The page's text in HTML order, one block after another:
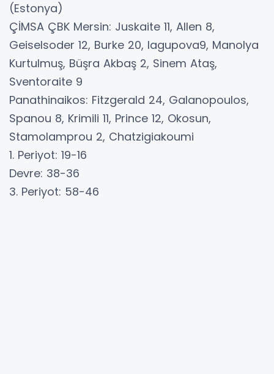
(Estonya)
ÇİMSA ÇBK Mersin: Juskaite 11, Allen 8,
Geiselsoder 12, Burke 20, Iagupova9, Manolya
Kurtulmuş, Büşra Akbaş 2, Sinem Ataş,
Sventoraite 9
Panathinaikos: Fitzgerald 24, Galanopoulos,
Spanou 8, Krimili 11, Prince 12, Okosun,
Stamolamprou 2, Chatzigiakoumi
1. Periyot: 19-16
Devre: 38-36
3. Periyot: 58-46